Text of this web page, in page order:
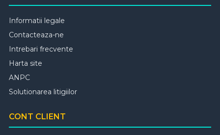
Informatii legale
Contacteaza-ne
Intrebari frecvente
Harta site
ANPC
Solutionarea litigiilor
CONT CLIENT